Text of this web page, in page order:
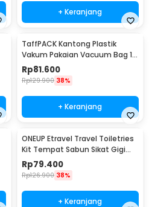
+ Keranjang
TaffPACK Kantong Plastik
Vakum Pakaian Vacuum Bag 10
PCS Hand Pump - SN09109
Rp81.600
Rp129.900 38%
+ Keranjang
ONEUP Etravel Travel Toiletries
Kit Tempat Sabun Sikat Gigi
Handuk - YW46
Rp79.400
Rp126.900 38%
+ Keranjang